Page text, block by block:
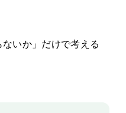
ないか」だけで考える